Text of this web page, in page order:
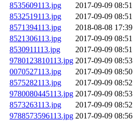
8535609113.jpg
2017-09-09 08:51
8532519113.jpg
2017-09-09 08:51
8571394113.jpg
2018-08-08 17:39
8521306113.jpg
2017-09-09 08:51
8530911113.jpg
2017-09-09 08:51
9780123810113.jpg 2017-09-09 08:53
0070527113.jpg
2017-09-09 08:50
8575282113.jpg
2017-09-09 08:52
9780080445113.jpg 2017-09-09 08:53
8573263113.jpg
2017-09-09 08:52
9788573596113.jpg 2017-09-09 08:56